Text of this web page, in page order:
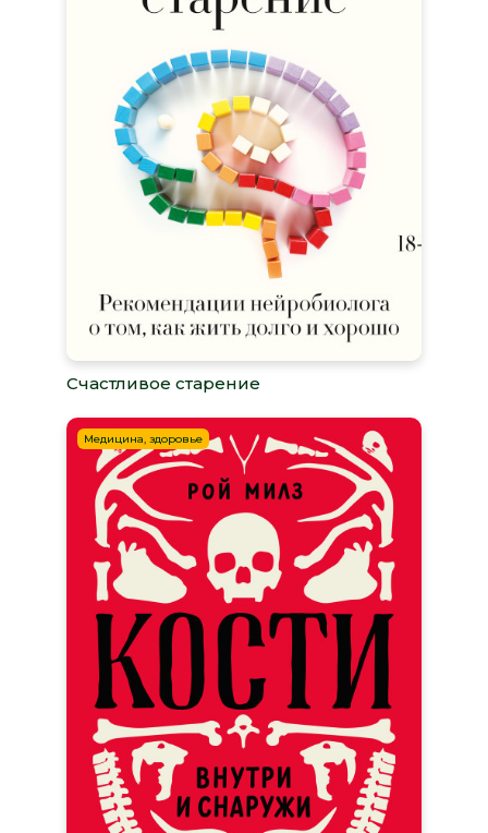
Счастливое старение
Медицина, здоровье